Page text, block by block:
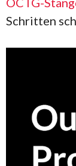
Schritten